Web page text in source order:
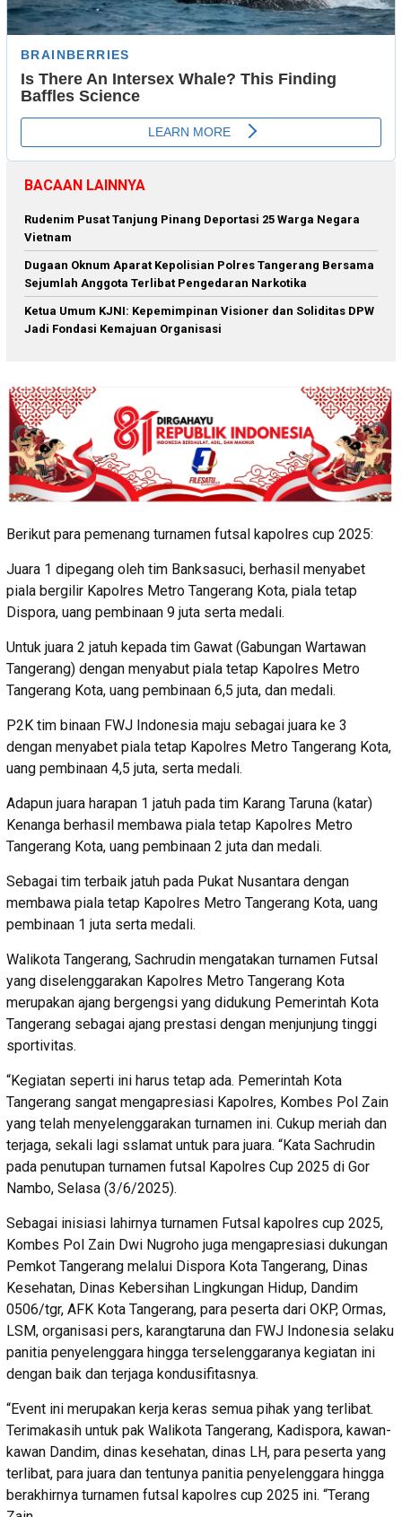
BACAAN LAINNYA
Rudenim Pusat Tanjung Pinang Deportasi 25 Warga Negara
Vietnam
Dugaan Oknum Aparat Kepolisian Polres Tangerang Bersama
Sejumlah Anggota Terlibat Pengedaran Narkotika
Ketua Umum KJNI: Kepemimpinan Visioner dan Soliditas DPW
Jadi Fondasi Kemajuan Organisasi
Berikut para pemenang turnamen futsal kapolres cup 2025:
Juara 1 dipegang oleh tim Banksasuci, berhasil menyabet
piala bergilir Kapolres Metro Tangerang Kota, piala tetap
Dispora, uang pembinaan 9 juta serta medali.
Untuk juara 2 jatuh kepada tim Gawat (Gabungan Wartawan
Tangerang) dengan menyabut piala tetap Kapolres Metro
Tangerang Kota, uang pembinaan 6,5 juta, dan medali.
P2K tim binaan FWJ Indonesia maju sebagai juara ke 3
dengan menyabet piala tetap Kapolres Metro Tangerang Kota,
uang pembinaan 4,5 juta, serta medali.
Adapun juara harapan 1 jatuh pada tim Karang Taruna (katar)
Kenanga berhasil membawa piala tetap Kapolres Metro
Tangerang Kota, uang pembinaan 2 juta dan medali.
Sebagai tim terbaik jatuh pada Pukat Nusantara dengan
membawa piala tetap Kapolres Metro Tangerang Kota, uang
pembinaan 1 juta serta medali.
Walikota Tangerang, Sachrudin mengatakan turnamen Futsal
yang diselenggarakan Kapolres Metro Tangerang Kota
merupakan ajang bergengsi yang didukung Pemerintah Kota
Tangerang sebagai ajang prestasi dengan menjunjung tinggi
sportivitas.
“Kegiatan seperti ini harus tetap ada. Pemerintah Kota
Tangerang sangat mengapresiasi Kapolres, Kombes Pol Zain
yang telah menyelenggarakan turnamen ini. Cukup meriah dan
terjaga, sekali lagi sslamat untuk para juara. “Kata Sachrudin
pada penutupan turnamen futsal Kapolres Cup 2025 di Gor
Nambo, Selasa (3/6/2025).
Sebagai inisiasi lahirnya turnamen Futsal kapolres cup 2025,
Kombes Pol Zain Dwi Nugroho juga mengapresiasi dukungan
Pemkot Tangerang melalui Dispora Kota Tangerang, Dinas
Kesehatan, Dinas Kebersihan Lingkungan Hidup, Dandim
0506/tgr, AFK Kota Tangerang, para peserta dari OKP, Ormas,
LSM, organisasi pers, karangtaruna dan FWJ Indonesia selaku
panitia penyelenggara hingga terselenggaranya kegiatan ini
dengan baik dan terjaga kondusifitasnya.
“Event ini merupakan kerja keras semua pihak yang terlibat.
Terimakasih untuk pak Walikota Tangerang, Kadispora, kawan-
kawan Dandim, dinas kesehatan, dinas LH, para peserta yang
terlibat, para juara dan tentunya panitia penyelenggara hingga
berakhirnya turnamen futsal kapolres cup 2025 ini. “Terang